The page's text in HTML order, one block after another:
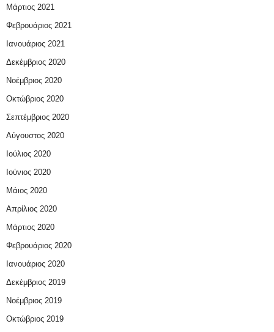
Μάρτιος 2021
Φεβρουάριος 2021
Ιανουάριος 2021
Δεκέμβριος 2020
Νοέμβριος 2020
Οκτώβριος 2020
Σεπτέμβριος 2020
Αύγουστος 2020
Ιούλιος 2020
Ιούνιος 2020
Μάιος 2020
Απρίλιος 2020
Μάρτιος 2020
Φεβρουάριος 2020
Ιανουάριος 2020
Δεκέμβριος 2019
Νοέμβριος 2019
Οκτώβριος 2019